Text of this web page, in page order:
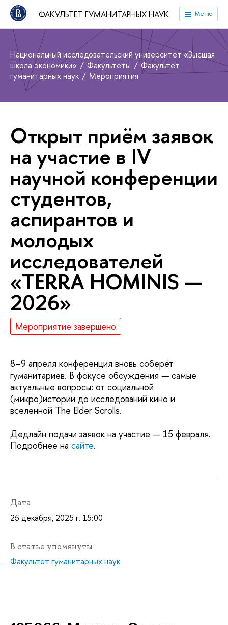
ФАКУЛЬТЕТ ГУМАНИТАРНЫХ НАУК Меню
Национальный исследовательский университет «Высшая
школа экономики»
Факультеты
Факультет
гуманитарных наук
Мероприятия
Открыт приём заявок
на участие в IV
научной конференции
студентов,
аспирантов и
молодых
исследователей
«TERRA HOMINIS —
2026»
Мероприятие завершено
8–9 апреля конференция вновь соберёт
гуманитариев. В фокусе обсуждения — самые
актуальные вопросы: от социальной
(микро)истории до исследований кино и
вселенной The Elder Scrolls.
Дедлайн подачи заявок на участие — 15 февраля.
Подробнее на сайте.
Дата
25 декабря, 2025 г. 15:00
В статье упомянуты
Факультет гуманитарных наук